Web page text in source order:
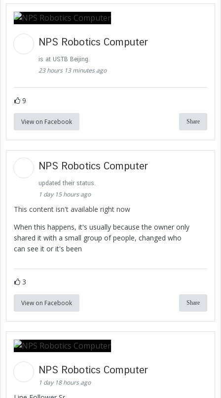
NPS Robotics Computer
is at USTB Beijing.
23 hours 13 minutes ago
9
View on Facebook Share
NPS Robotics Computer
updated their status.
1 day 15 hours ago
This content isn't available right now
When this happens, it's usually because the owner only
shared it with a small group of people, changed who
can see it or it's been
3
View on Facebook Share
NPS Robotics Computer
1 day 18 hours ago